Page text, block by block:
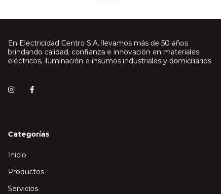
En Electricidad Centro S.A. llevamos más de 50 años
brindando calidad, confianza e innovación en materiales
eléctricos, iluminación e insumos industriales y domiciliarios.
Categorías
Inicio
Productos
Servicios